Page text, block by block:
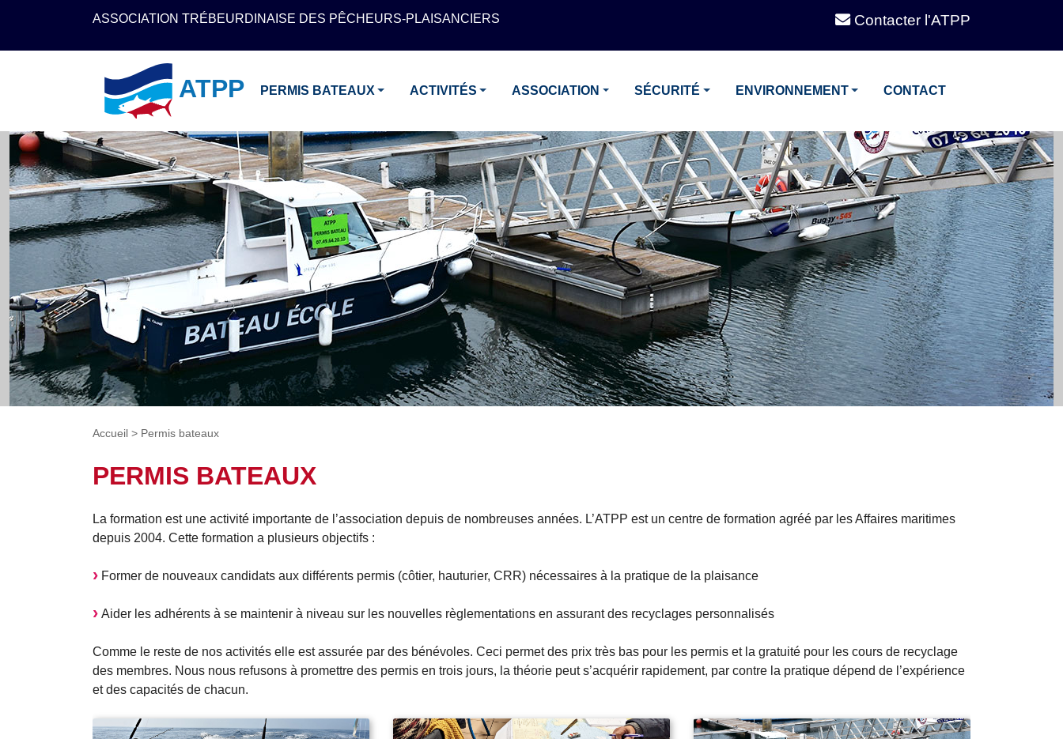
ASSOCIATION TRÉBEURDINAISE DES PÊCHEURS-PLAISANCIERS Contacter l'ATPP
ATPP PERMIS BATEAUX ACTIVITÉS ASSOCIATION SÉCURITÉ ENVIRONNEMENT CONTACT
Accueil > Permis bateaux
PERMIS BATEAUX
La formation est une activité importante de l’association depuis de nombreuses années. L’ATPP est un centre de formation agréé par les Affaires maritimes
depuis 2004. Cette formation a plusieurs objectifs :
Former de nouveaux candidats aux différents permis (côtier, hauturier, CRR) nécessaires à la pratique de la plaisance
Aider les adhérents à se maintenir à niveau sur les nouvelles règlementations en assurant des recyclages personnalisés
Comme le reste de nos activités elle est assurée par des bénévoles. Ceci permet des prix très bas pour les permis et la gratuité pour les cours de recyclage
des membres. Nous nous refusons à promettre des permis en trois jours, la théorie peut s’acquérir rapidement, par contre la pratique dépend de l’expérience
et des capacités de chacun.